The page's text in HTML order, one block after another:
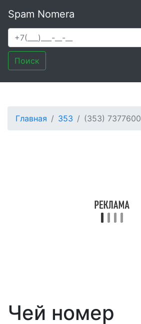
Spam Nomera
Поиск
Главная 353 (353) 7377600
Чей номер